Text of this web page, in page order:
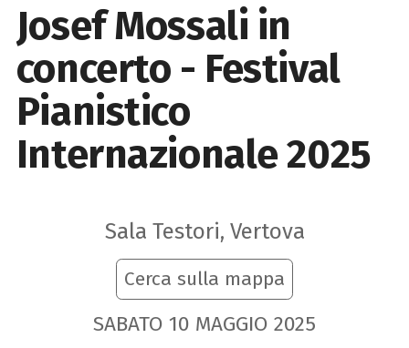
Josef Mossali in
concerto - Festival
Pianistico
Internazionale 2025
Sala Testori, Vertova
Cerca sulla mappa
SABATO 10 MAGGIO 2025